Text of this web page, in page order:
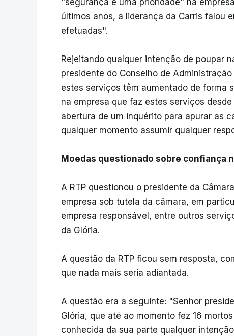
"segurança é uma prioridade" na
últimos anos, a liderança da Carris falou
efetuadas".
Rejeitando qualquer intenção de poupar
presidente do Conselho de
estes serviços têm aumentado de forma
na empresa que faz estes serviços
abertura de um inquérito para apurar as
qualquer momento assumir qualquer
Moedas questionado sobre confiança
A RTP questionou o presidente da
empresa sob tutela da câmara, em
empresa responsável, entre outros
da Glória.
A questão da RTP ficou sem resposta,
que nada mais seria adiantada.
A questão era a seguinte: "Senhor
Glória, que até ao momento fez 16
conhecida da sua parte qualquer